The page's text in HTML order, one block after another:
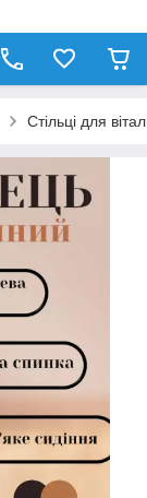
Стільці для